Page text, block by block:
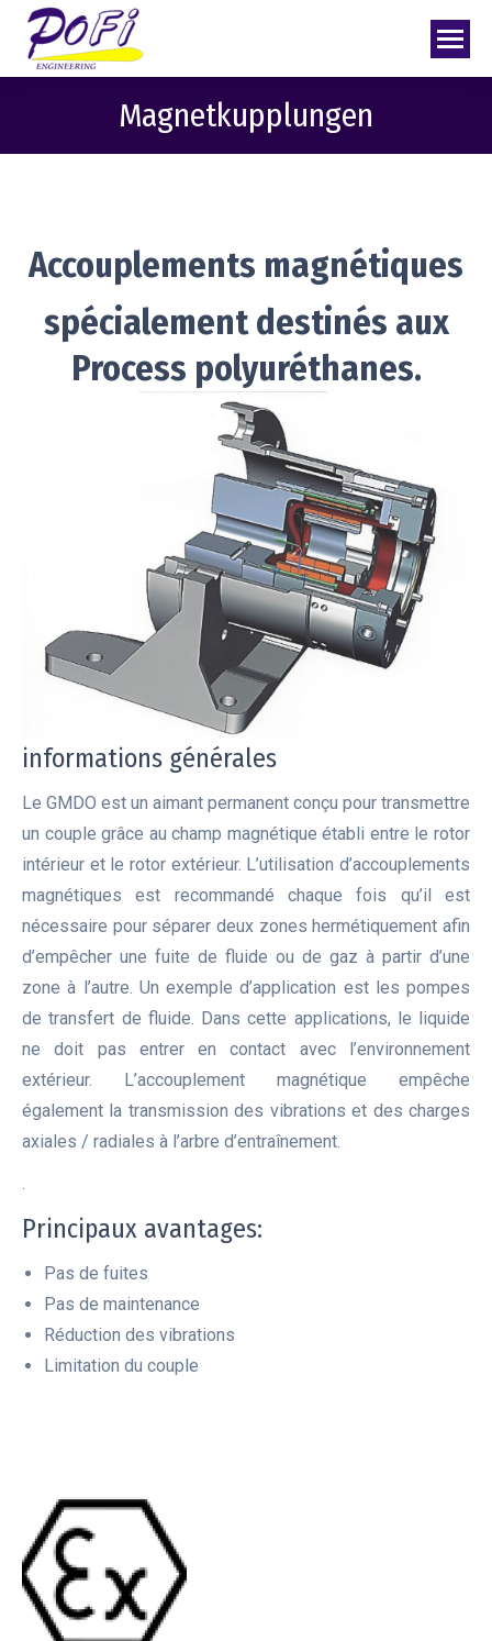
Magnetkupplungen
Accouplements magnétiques
spécialement destinés aux
Process polyuréthanes.
informations générales
Le GMDO est un aimant permanent conçu pour transmettre
un couple grâce au champ magnétique établi entre le rotor
intérieur et le rotor extérieur. L’utilisation d’accouplements
magnétiques est recommandé chaque fois qu’il est
nécessaire pour séparer deux zones hermétiquement afin
d’empêcher une fuite de fluide ou de gaz à partir d’une
zone à l’autre. Un exemple d’application est les pompes
de transfert de fluide. Dans cette applications, le liquide
ne doit pas entrer en contact avec l’environnement
extérieur. L’accouplement magnétique empêche
également la transmission des vibrations et des charges
axiales / radiales à l’arbre d’entraînement.
.
Principaux avantages:
Pas de fuites
Pas de maintenance
Réduction des vibrations
Limitation du couple